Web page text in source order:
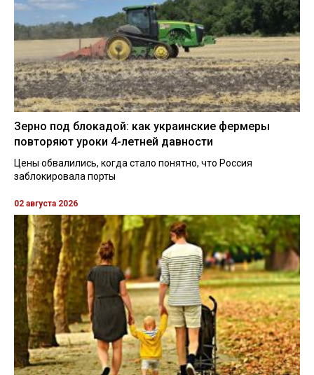
Зерно под блокадой: как украинские фермеры
повторяют уроки 4-летней давности
Цены обвалились, когда стало понятно, что Россия
заблокировала порты
02 августа 2026